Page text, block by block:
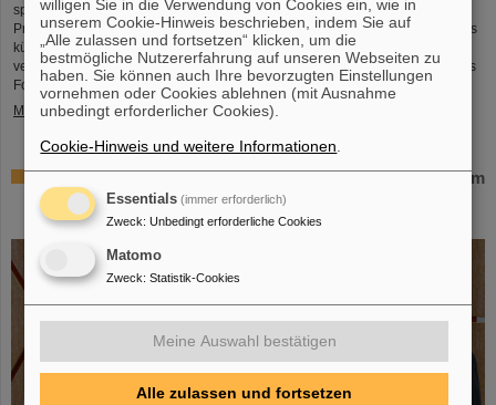
spannender Einblick in Hessens Spitzenforschung und zukunftsweisende
Projekte. Auch das GSI Helmholtzzentrum für Schwerionenforschung und das
künftige Beschleunigerzentrum FAIR sind mit einem interaktiven Stand
vertreten und bieten spannende Einblicke und Mitmachaktionen rund um das
Forschungszentrum in Darmstadt. Dabei können Besucher*innen…
Mehr »
GSI/FAIR ist Quantenort! – „International Year of Quantum
Science and Technology“ feiert die
Quantenwissenschaften
willigen Sie in die Verwendung von Cookies ein, wie in
unserem Cookie-Hinweis beschrieben, indem Sie auf
„Alle zulassen und fortsetzen“ klicken, um die
bestmögliche Nutzererfahrung auf unseren Webseiten zu
haben. Sie können auch Ihre bevorzugten Einstellungen
vornehmen oder Cookies ablehnen (mit Ausnahme
unbedingt erforderlicher Cookies).
Cookie-Hinweis und weitere Informationen
Essentials (immer erforderlich)
Zweck: Unbedingt erforderliche Cookies
Matomo
Zweck: Statistik-Cookies
Meine Auswahl bestätigen
Alle zulassen und fortsetzen